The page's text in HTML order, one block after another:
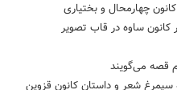
چهارمحال و بختیاری
کانون ساوه در قاب تصویر
قصه می‌گویند
شعر و داستان کانون قزوین